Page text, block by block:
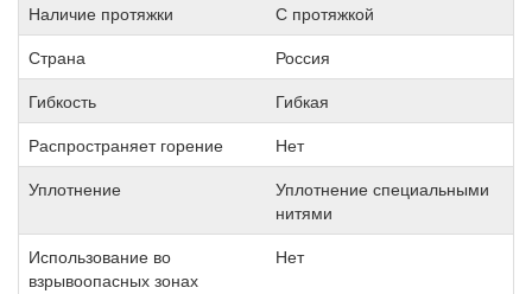
Наличие протяжки
С протяжкой
Страна
Россия
Гибкость
Гибкая
Распространяет горение
Нет
Уплотнение
Уплотнение специальными
нитями
Использование во
взрывоопасных зонах
Нет